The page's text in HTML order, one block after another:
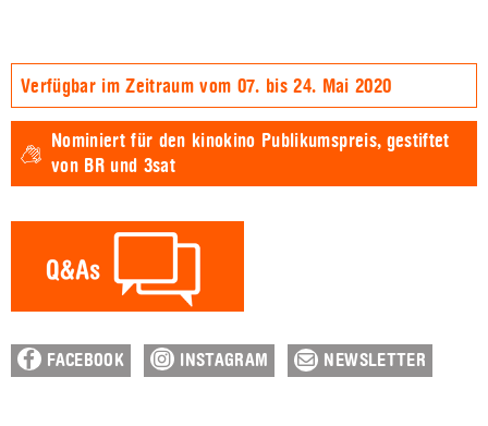
Verfügbar im Zeitraum vom 07. bis 24. Mai 2020
Nominiert für den kinokino Publikumspreis, gestiftet
von BR und 3sat
FACEBOOK INSTAGRAM NEWSLETTER